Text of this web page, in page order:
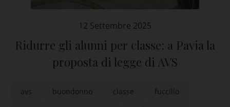
12 Settembre 2025
Ridurre gli alunni per classe: a Pavia la
proposta di legge di AVS
avs buondonno classe fuccillo